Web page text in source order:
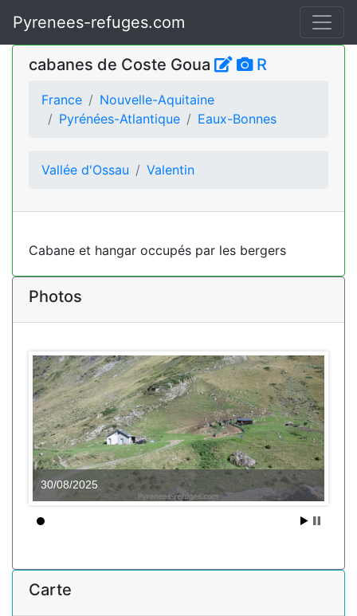
Pyrenees-refuges.com
cabanes de Coste Goua R
France
Nouvelle-Aquitaine
Pyrénées-Atlantique
Eaux-Bonnes
Vallée d'Ossau Valentin
Cabane et hangar occupés par les bergers
Photos
30/08/2025
Carte